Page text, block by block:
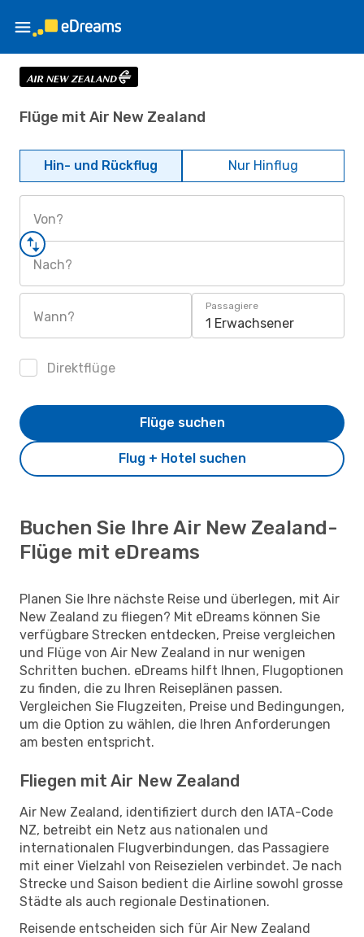
Flüge mit Air New Zealand
Hin- und Rückflug Nur Hinflug
Von?
Nach?
Wann?
Passagiere
1 Erwachsener
Direktflüge
Flug + Hotel suchen
Flüge suchen
Buchen Sie Ihre Air New Zealand-
Flüge mit eDreams
Planen Sie Ihre nächste Reise und überlegen, mit Air
New Zealand zu fliegen? Mit eDreams können Sie
verfügbare Strecken entdecken, Preise vergleichen
und Flüge von Air New Zealand in nur wenigen
Schritten buchen. eDreams hilft Ihnen, Flugoptionen
zu finden, die zu Ihren Reiseplänen passen.
Vergleichen Sie Flugzeiten, Preise und Bedingungen,
um die Option zu wählen, die Ihren Anforderungen
am besten entspricht.
Fliegen mit Air New Zealand
Air New Zealand, identifiziert durch den IATA-Code
NZ, betreibt ein Netz aus nationalen und
internationalen Flugverbindungen, das Passagiere
mit einer Vielzahl von Reisezielen verbindet. Je nach
Strecke und Saison bedient die Airline sowohl grosse
Städte als auch regionale Destinationen.
Reisende entscheiden sich für Air New Zealand